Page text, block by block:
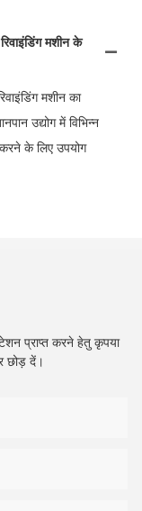
मशीन के
मशीन का
उद्योग में विभिन्न
करने के लिए उपयोग
प्राप्त करने हेतु कृपया
छोड़ दें।